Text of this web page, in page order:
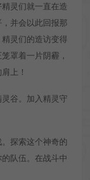
灵们就一直在造
并会以此回报那
灵们的造访变得
罩着一片阴霾，
上！
谷。加入精灵守
探索这个神奇的
队伍。在战斗中